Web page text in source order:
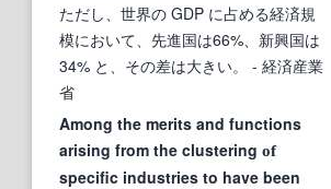
ただし、世界の GDP に占める経済規
模において、先進国は66%、新興国は
34% と、その差は大きい。
- 経済産業
省
Among the merits and functions
arising from the clustering of
specific industries to have been